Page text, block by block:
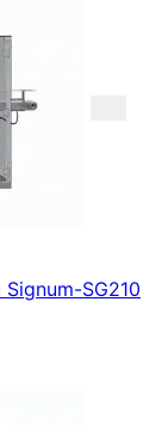
SG210